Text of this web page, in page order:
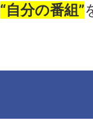
“自分の番組”